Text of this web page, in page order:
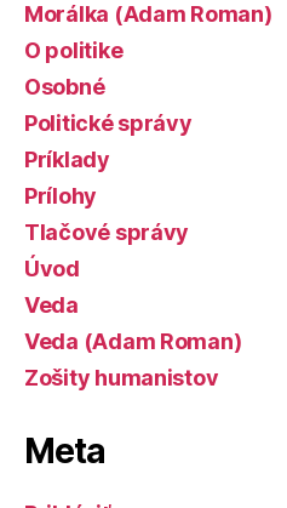
Morálka (Adam Roman)
O politike
Osobné
Politické správy
Príklady
Prílohy
Tlačové správy
Úvod
Veda
Veda (Adam Roman)
Zošity humanistov
Meta